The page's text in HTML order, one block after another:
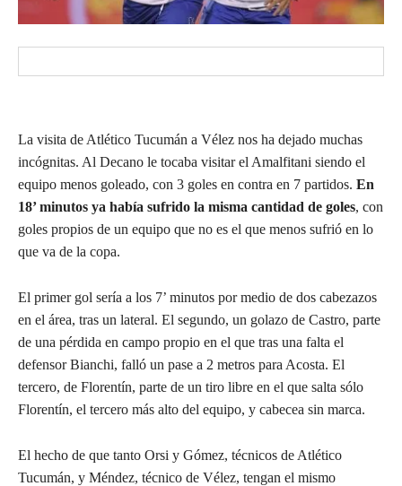
La visita de Atlético Tucumán a Vélez nos ha dejado muchas
incógnitas. Al Decano le tocaba visitar el Amalfitani siendo el
equipo menos goleado, con 3 goles en contra en 7 partidos. En
18’ minutos ya había sufrido la misma cantidad de goles, con
goles propios de un equipo que no es el que menos sufrió en lo
que va de la copa.
El primer gol sería a los 7’ minutos por medio de dos cabezazos
en el área, tras un lateral. El segundo, un golazo de Castro, parte
de una pérdida en campo propio en el que tras una falta el
defensor Bianchi, falló un pase a 2 metros para Acosta. El
tercero, de Florentín, parte de un tiro libre en el que salta sólo
Florentín, el tercero más alto del equipo, y cabecea sin marca.
El hecho de que tanto Orsi y Gómez, técnicos de Atlético
Tucumán, y Méndez, técnico de Vélez, tengan el mismo